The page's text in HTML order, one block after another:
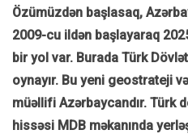
Özümüzdən başlasaq,
2009-cu ildən başlayaraq
bir yol var. Burada Türk
oynayır. Bu yeni geostrateji
müəllifi Azərbaycandır. Türk
hissəsi MDB məkanında